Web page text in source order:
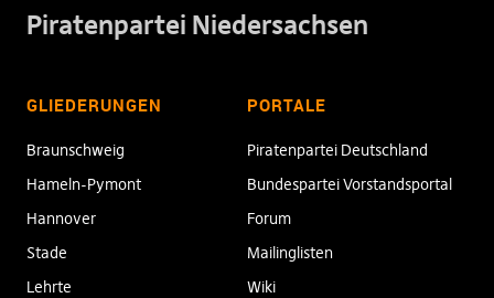
Piratenpartei Niedersachsen
GLIEDERUNGEN
Braunschweig
Hameln-Pymont
Hannover
Stade
Lehrte
PORTALE
Piratenpartei Deutschland
Bundespartei Vorstandsportal
Forum
Mailinglisten
Wiki